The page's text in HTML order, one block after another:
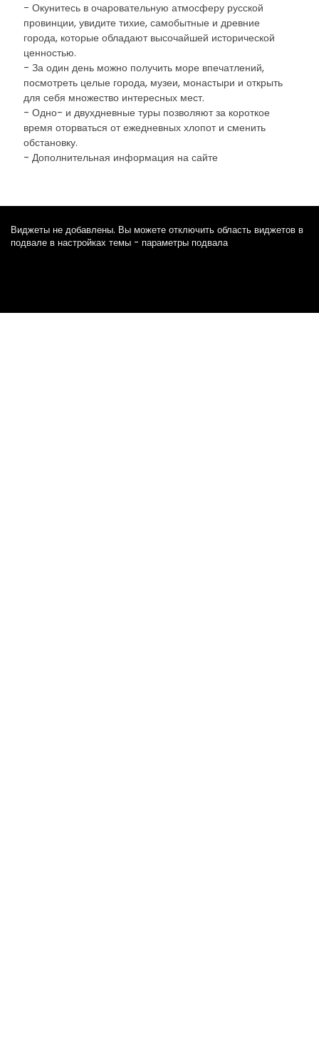
- Окунитесь в очаровательную атмосферу русской
провинции, увидите тихие, самобытные и древние
города, которые обладают высочайшей исторической
ценностью.
- За один день можно получить море впечатлений,
посмотреть целые города, музеи, монастыри и открыть
для себя множество интересных мест.
- Одно- и двухдневные туры позволяют за короткое
время оторваться от ежедневных хлопот и сменить
обстановку.
- Дополнительная информация на сайте
Виджеты не добавлены. Вы можете отключить область виджетов в
подвале в настройках темы - параметры подвала